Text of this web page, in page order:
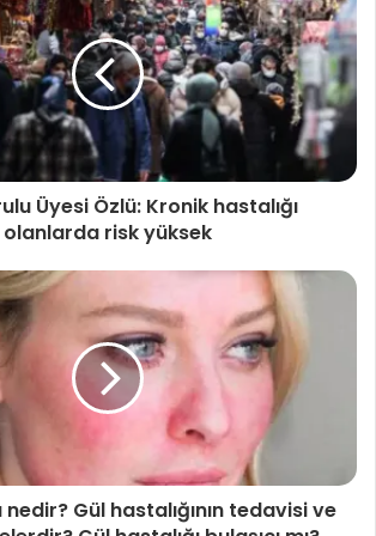
ailelerde yalnızca kadınların değil,
şeker, şeker ve metabolik etkilerin
gerektiği gündeme geliyor ve
içinde yeni tanı tedavi kılavuzlarında, bu
mümkün gibi görünüyor.”
Maymun çiçeği salgınında korkutan
uyarı: Semptomları değişiyor
1 Temmuz 2022
BİLE İNSÜLİN DİRENCİ VAR’
Üyesi Özlü: Kronik hastalığı
olanlarda risk yüksek
nedir? Gül hastalığının tedavisi ve